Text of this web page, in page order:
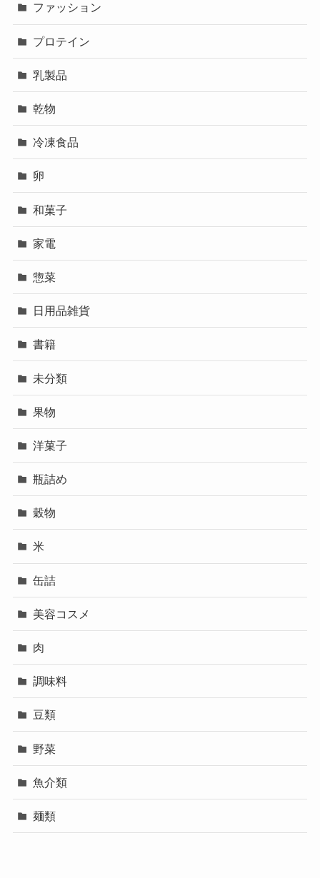
ファッション
プロテイン
乳製品
乾物
冷凍食品
卵
和菓子
家電
惣菜
日用品雑貨
書籍
未分類
果物
洋菓子
瓶詰め
穀物
米
缶詰
美容コスメ
肉
調味料
豆類
野菜
魚介類
麺類